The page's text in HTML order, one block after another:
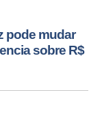
pode mudar
sobre R$